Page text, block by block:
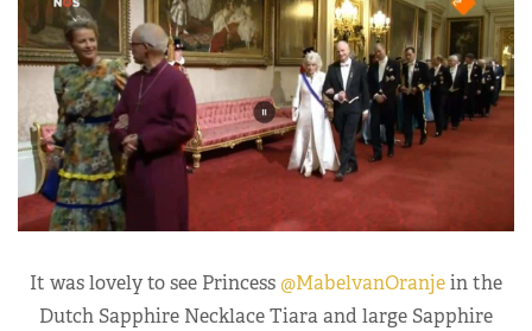
It was lovely to see Princess @MabelvanOranjein the
Dutch Sapphire Necklace Tiara and large Sapphire